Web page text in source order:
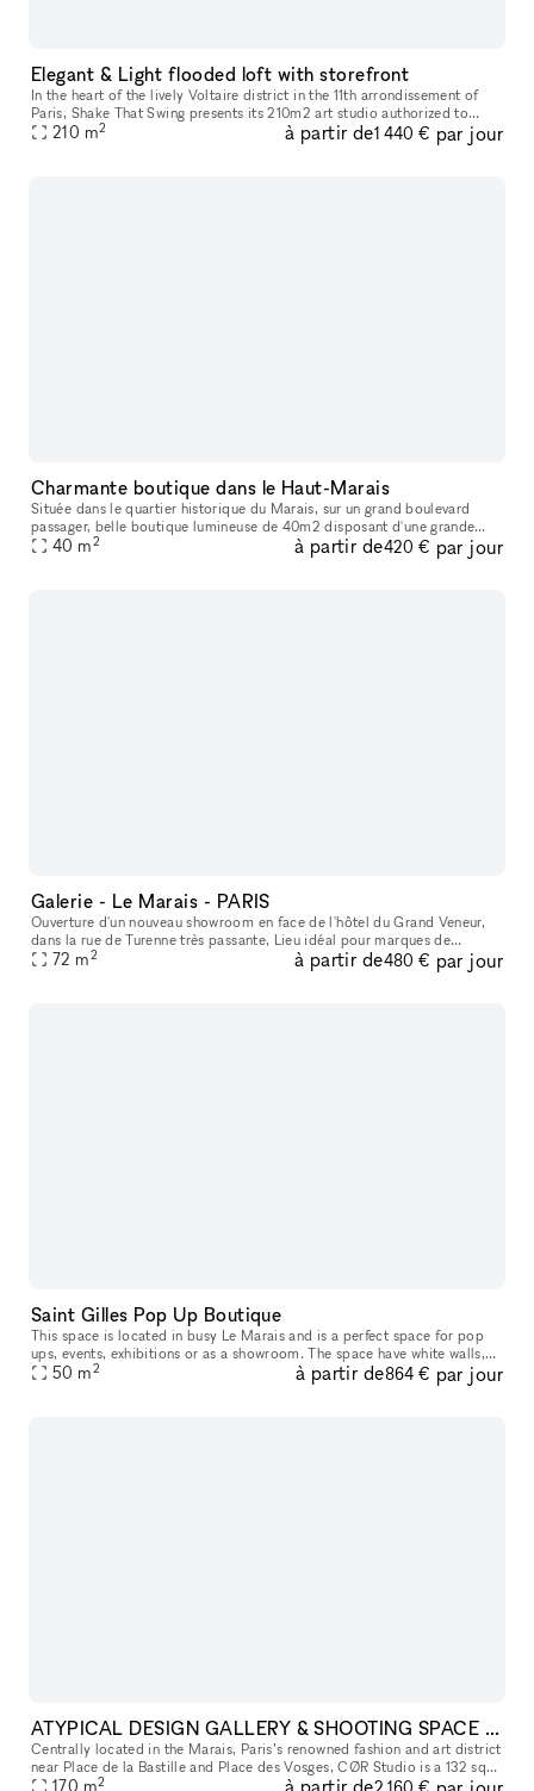
Elegant & Light flooded loft with storefront
In the heart of the lively Voltaire district in the 11th arrondissement of
Paris, Shake That Swing presents its 210m2 art studio authorized to
receive the public (E.R.P french norm) It is in a light-
210 m2 à partir de1 440 € par jour
Charmante boutique dans le Haut-Marais
Située dans le quartier historique du Marais, sur un grand boulevard
passager, belle boutique lumineuse de 40m2 disposant d'une grande
vitrine. Ideal pour les pop-up stores, les lancements de produit
40 m2 à partir de420 € par jour
Galerie - Le Marais - PARIS
Ouverture d'un nouveau showroom en face de l'hôtel du Grand Veneur,
dans la rue de Turenne très passante, Lieu idéal pour marques de
créateurs, boutique vintage, showroom, évènementiel, galeries d'a
72 m2 à partir de480 € par jour
Saint Gilles Pop Up Boutique
This space is located in busy Le Marais and is a perfect space for pop
ups, events, exhibitions or as a showroom. The space have white walls,
wooden flooring. Fashion week + high season prices: 7250
50 m2 à partir de864 € par jour
ATYPICAL DESIGN GALLERY & SHOOTING SPACE IN THE MARAIS
Centrally located in the Marais, Paris’s renowned fashion and art district
near Place de la Bastille and Place des Vosges, CØR Studio is a 132 sqm
gallery space with an additional 30 sqm basement. De
170 m2